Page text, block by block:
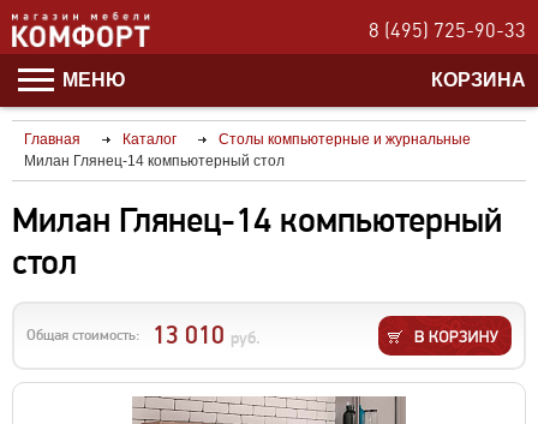
8 (495) 725-90-33
МЕНЮ КОРЗИНА
Главная Каталог
Столы компьютерные и журнальные
Милан Глянец-14 компьютерный стол
Милан Глянец-14 компьютерный
стол
Общая стоимость: 13 010 руб.